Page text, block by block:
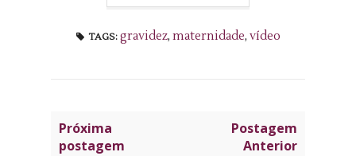
TAGS: gravidez, maternidade, vídeo
Próxima
postagem
Postagem
Anterior